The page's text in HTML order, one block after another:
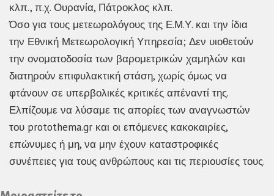
κλπ., π.χ. Ουρανία, Πάτροκλος κλπ.
Όσο για τους μετεωρολόγους της Ε.Μ.Υ. και την ίδια
την Εθνική Μετεωρολογική Υπηρεσία; Δεν υιοθετούν
την ονοματοδοσία των βαρομετρικών χαμηλών και
διατηρούν επιφυλακτική στάση, χωρίς όμως να
φτάνουν σε υπερβολικές κριτικές απέναντί της.
Ελπίζουμε να λύσαμε τις απορίες των αναγνωστών
του protothema.gr και οι επόμενες κακοκαιρίες,
επώνυμες ή μη, να μην έχουν καταστροφικές
συνέπειες για τους ανθρώπους και τις περιουσίες τους.